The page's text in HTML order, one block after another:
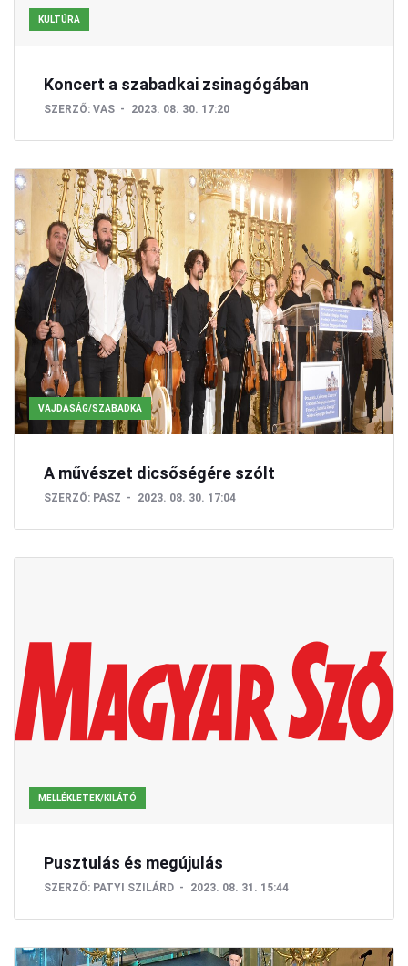
KULTÚRA
Koncert a szabadkai zsinagógában
SZERZŐ: VAS 2023. 08. 30. 17:20
VAJDASÁG/SZABADKA
A művészet dicsőségére szólt
SZERZŐ: PASZ 2023. 08. 30. 17:04
MELLÉKLETEK/KILÁTÓ
Pusztulás és megújulás
SZERZŐ: PATYI SZILÁRD 2023. 08. 31. 15:44